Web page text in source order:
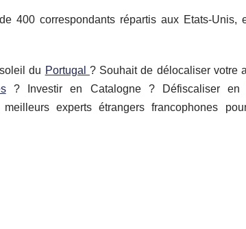
400 correspondants répartis aux Etats-Unis,
du Portugal ? Souhait de délocaliser votre
? Investir en Catalogne ? Défiscaliser en
experts étrangers francophones